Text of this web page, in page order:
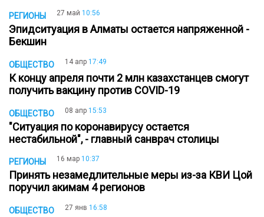
РЕГИОНЫ 27 май 10:56
Эпидситуация в Алматы остается напряженной -
Бекшин
ОБЩЕСТВО 14 апр 17:49
К концу апреля почти 2 млн казахстанцев смогут
получить вакцину против COVID-19
ОБЩЕСТВО 08 апр 15:53
"Ситуация по коронавирусу остается
нестабильной", - главный санврач столицы
РЕГИОНЫ 16 мар 10:37
Принять незамедлительные меры из-за КВИ Цой
поручил акимам 4 регионов
ОБЩЕСТВО 27 янв 16:58